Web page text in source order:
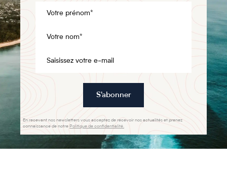
S'abonner
En recevant nos newsletters vous acceptez de recevoir nos actualités et prenez
connaissance de notre Politique de confidentialité.